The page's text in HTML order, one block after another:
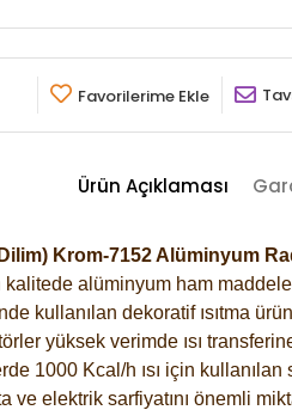
Favorilerime Ekle
Ürün Açıklaması
Krom-7152 Alüminyum
alüminyum ham
kullanılan dekoratif ısıtma
yüksek verimde ısı
1000 Kcal/h ısı için kullanılan
ve elektrik sarfiyatını önemli